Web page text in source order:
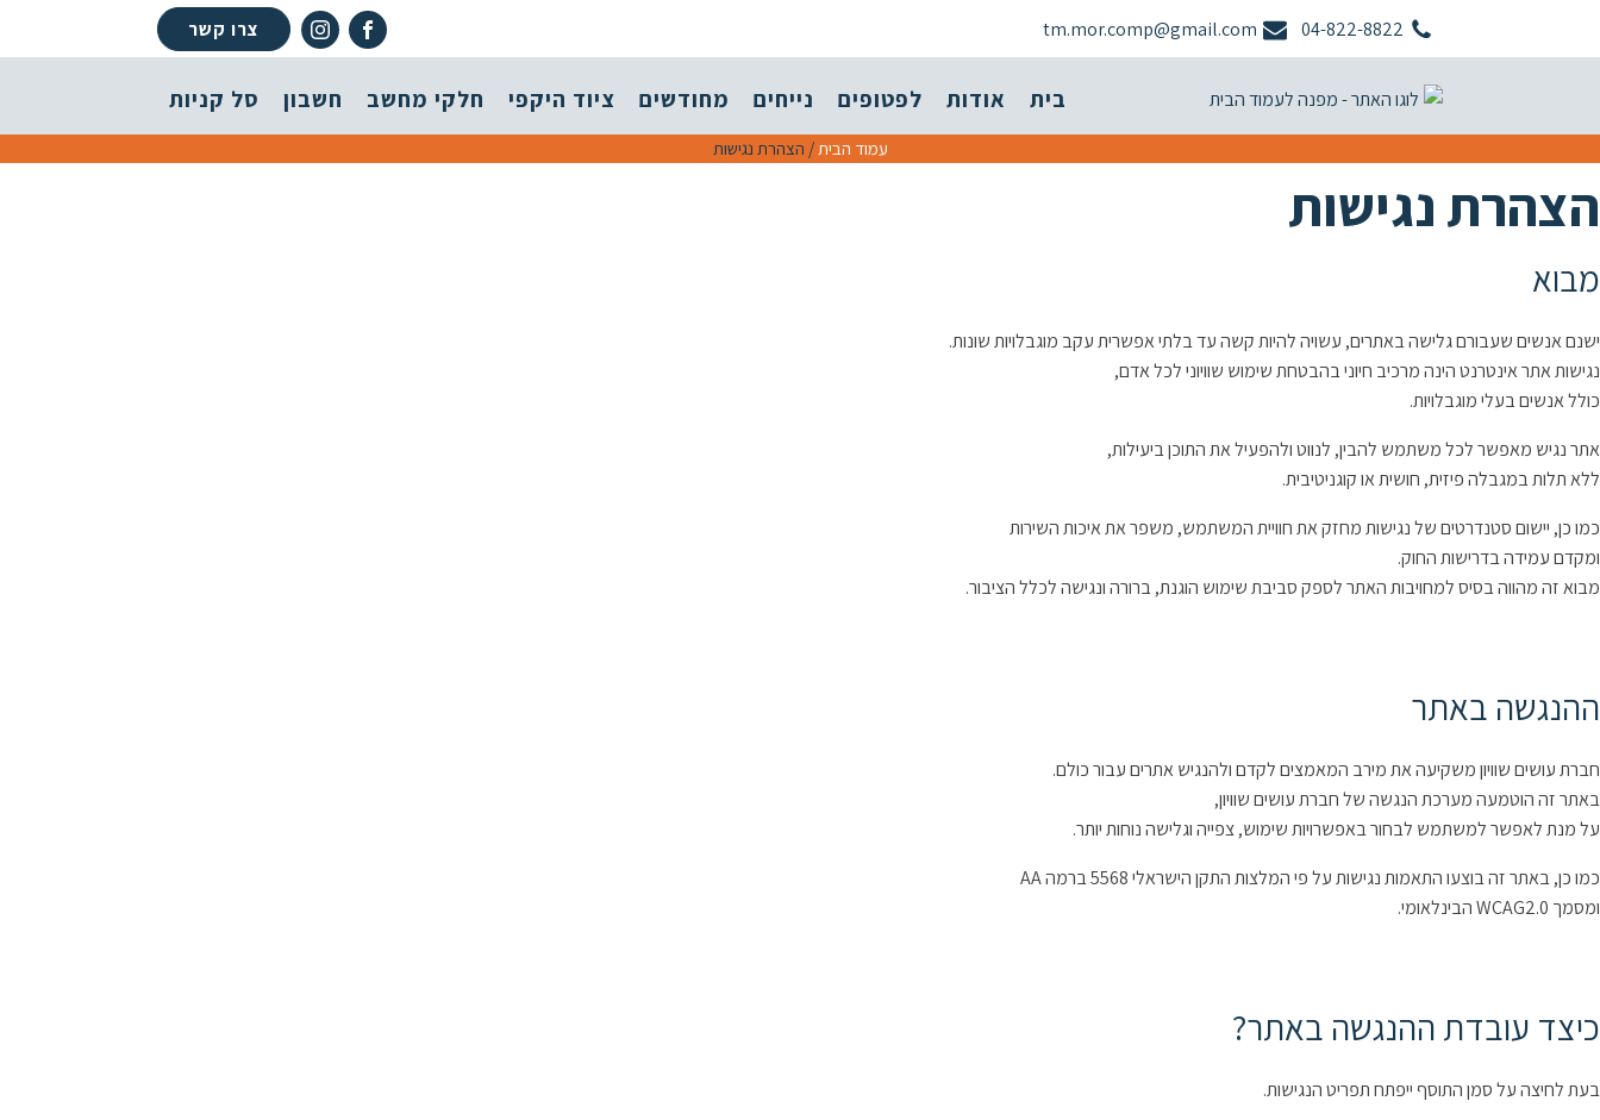
04-822-8822
tm.mor.comp@gmail.com צרו קשר
בית אודות לפטופים נייחים מחודשים ציוד היקפי חלקי מחשב חשבון סל קניות
עמוד הבית/ הצהרת נגישות
הצהרת נגישות
מבוא
ישנם אנשים שעבורם גלישה באתרים, עשויה להיות קשה עד בלתי אפשרית עקב מוגבלויות שונות.
נגישות אתר אינטרנט הינה מרכיב חיוני בהבטחת שימוש שוויוני לכל אדם,
כולל אנשים בעלי מוגבלויות.
אתר נגיש מאפשר לכל משתמש להבין, לנווט ולהפעיל את התוכן ביעילות,
ללא תלות במגבלה פיזית, חושית או קוגניטיבית.
כמו כן, יישום סטנדרטים של נגישות מחזק את חוויית המשתמש, משפר את איכות השירות
ומקדם עמידה בדרישות החוק.
מבוא זה מהווה בסיס למחויבות האתר לספק סביבת שימוש הוגנת, ברורה ונגישה לכלל הציבור.
ההנגשה באתר
חברת עושים שוויון משקיעה את מירב המאמצים לקדם ולהנגיש אתרים עבור כולם.
באתר זה הוטמעה מערכת הנגשה של חברת עושים שוויון,
על מנת לאפשר למשתמש לבחור באפשרויות שימוש, צפייה וגלישה נוחות יותר.
כמו כן, באתר זה בוצעו התאמות נגישות על פי המלצות התקן הישראלי 5568 ברמה AA
ומסמך WCAG2.0 הבינלאומי.
כיצד עובדת ההנגשה באתר?
בעת לחיצה על סמן התוסף ייפתח תפריט הנגישות.